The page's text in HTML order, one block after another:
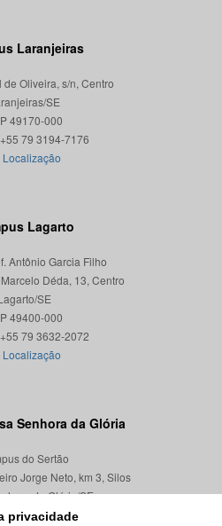
privacidade
Laranjeiras
de Oliveira, s/n, Centro
SE
49170-000
Localização
Lagarto
Antônio Garcia Filho
Déda, 13, Centro
SE
49400-000
Localização
Senhora da Glória
do Sertão
Jorge Neto, km 3, Silos
da Glória/SE
49680-000